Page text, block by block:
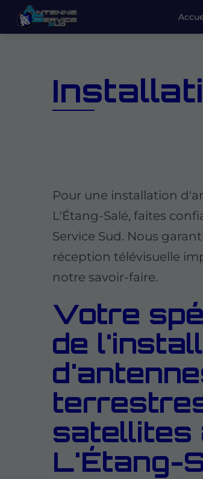
Pour une installation
L'Étang-Salé, faites
Service Sud. Nous
réception télévisuelle
notre savoir-faire.
Votre
de
satellites
L'Étang-